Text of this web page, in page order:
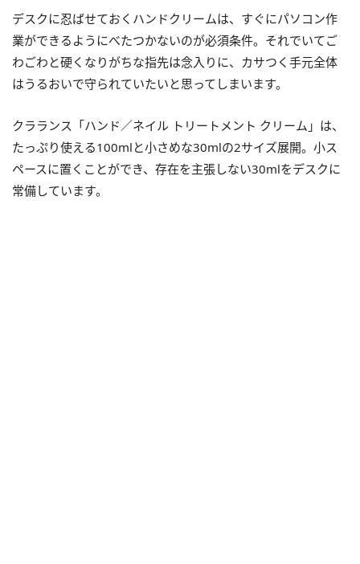
デスクに忍ばせておくハンドクリームは、すぐにパソコン作
業ができるようにべたつかないのが必須条件。それでいてご
わごわと硬くなりがちな指先は念入りに、カサつく手元全体
はうるおいで守られていたいと思ってしまいます。
クラランス「ハンド／ネイル トリートメント クリーム」は、
たっぷり使える100mlと小さめな30mlの2サイズ展開。小ス
ペースに置くことができ、存在を主張しない30mlをデスクに
常備しています。